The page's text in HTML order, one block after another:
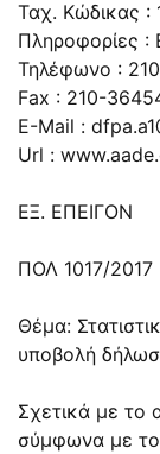
Ταχ. Κώδικας :
Πληροφορίες
Τηλέφωνο :
Fax : 210-
E-Mail :
Url :
ΕΞ. ΕΠΕΙΓΟΝ
ΠΟΛ 1017/2017
Θέμα:
υποβολή
Σχετικά με το
σύμφωνα με